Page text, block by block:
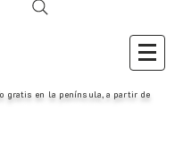
gratis en la península, a partir de